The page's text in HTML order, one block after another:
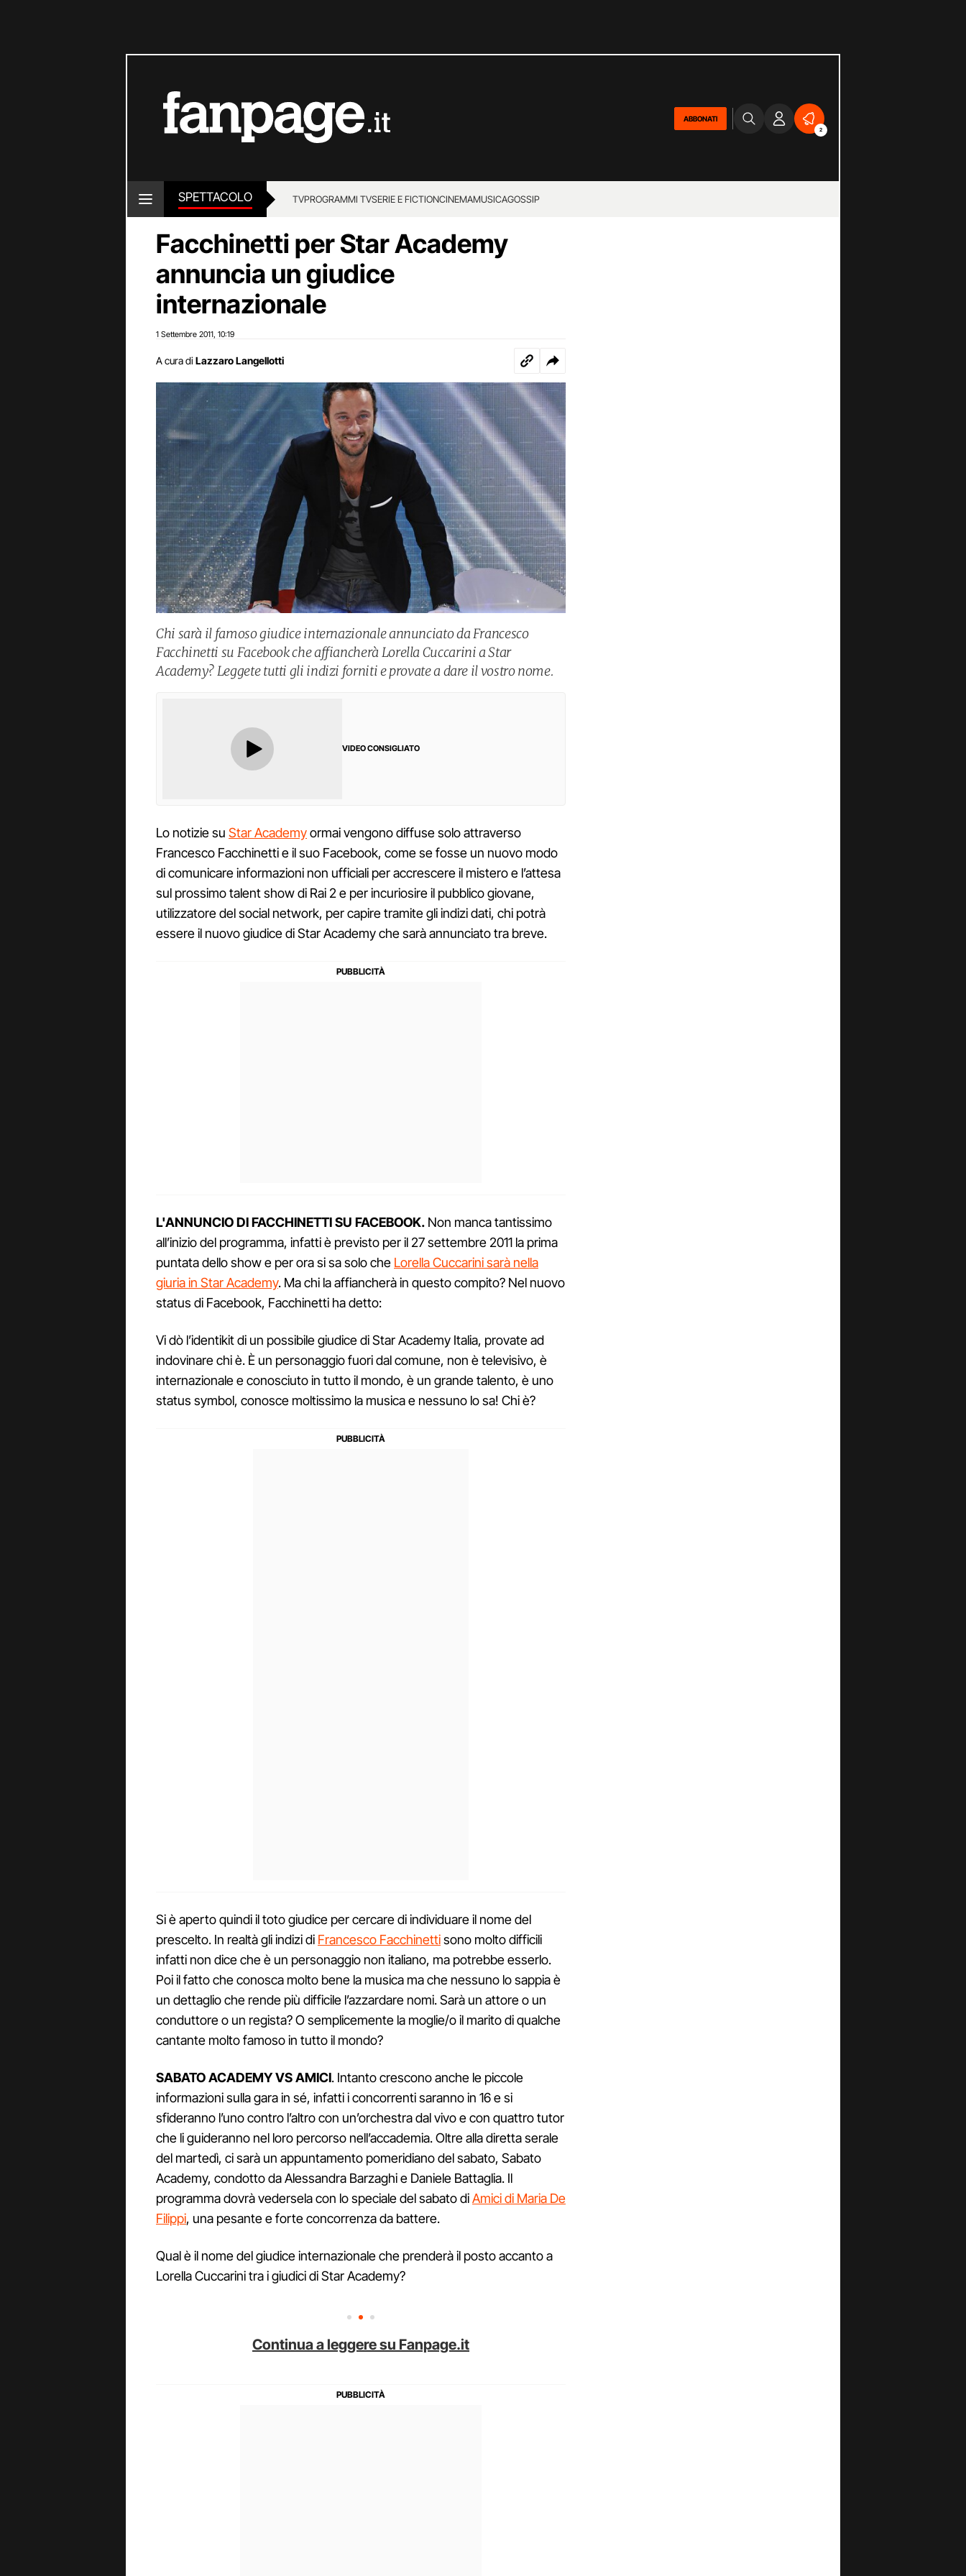
ABBONATI
2
SPETTACOLO TVPROGRAMMI TVSERIE E FICTIONCINEMAMUSICAGOSSIP
Facchinetti per Star Academy
annuncia un giudice
internazionale
1 Settembre 2011 10:19
A cura di Lazzaro Langellotti
Chi sarà il famoso giudice internazionale annunciato da Francesco
Facchinetti su Facebook che affiancherà Lorella Cuccarini a Star
Academy? Leggete tutti gli indizi forniti e provate a dare il vostro nome.
VIDEO CONSIGLIATO
Lo notizie su Star Academyormai vengono diffuse solo attraverso
Francesco Facchinetti e il suo Facebook, come se fosse un nuovo modo
di comunicare informazioni non ufficiali per accrescere il mistero e l’attesa
sul prossimo talent show di Rai 2 e per incuriosire il pubblico giovane,
utilizzatore del social network, per capire tramite gli indizi dati, chi potrà
essere il nuovo giudice di Star Academy che sarà annunciato tra breve.
L'ANNUNCIO DI FACCHINETTI SU FACEBOOK. Non manca tantissimo
all’inizio del programma, infatti è previsto per il 27 settembre 2011 la prima
puntata dello show e per ora si sa solo che Lorella Cuccarini sarà nella
giuria in Star Academy. Ma chi la affiancherà in questo compito? Nel nuovo
status di Facebook, Facchinetti ha detto:
Vi dò l’identikit di un possibile giudice di Star Academy Italia, provate ad
indovinare chi è. È un personaggio fuori dal comune, non è televisivo, è
internazionale e conosciuto in tutto il mondo, è un grande talento, è uno
status symbol, conosce moltissimo la musica e nessuno lo sa! Chi è?
Si è aperto quindi il toto giudice per cercare di individuare il nome del
prescelto. In realtà gli indizi di Francesco Facchinettisono molto difficili
infatti non dice che è un personaggio non italiano, ma potrebbe esserlo.
Poi il fatto che conosca molto bene la musica ma che nessuno lo sappia è
un dettaglio che rende più difficile l’azzardare nomi. Sarà un attore o un
conduttore o un regista? O semplicemente la moglie/o il marito di qualche
cantante molto famoso in tutto il mondo?
SABATO ACADEMY VS AMICI. Intanto crescono anche le piccole
informazioni sulla gara in sé, infatti i concorrenti saranno in 16 e si
sfideranno l’uno contro l’altro con un’orchestra dal vivo e con quattro tutor
che li guideranno nel loro percorso nell’accademia. Oltre alla diretta serale
del martedì, ci sarà un appuntamento pomeridiano del sabato, Sabato
Academy, condotto da Alessandra Barzaghi e Daniele Battaglia. Il
programma dovrà vedersela con lo speciale del sabato diAmici di Maria De
Filippi, una pesante e forte concorrenza da battere.
Qual è il nome del giudice internazionale che prenderà il posto accanto a
Lorella Cuccarini tra i giudici di Star Academy?
Continua a leggere su Fanpage.it